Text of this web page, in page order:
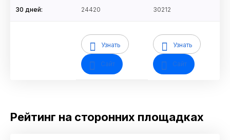
30 дней: 24420 30212
Узнать
Сайт
Узнать
Сайт
Рейтинг на сторонних площадках